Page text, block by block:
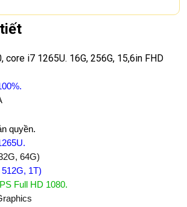
core i7 1265U. 16G, 256G, 15,6in FHD
quyền.
64G)
1T)
IPS Full HD 1080.